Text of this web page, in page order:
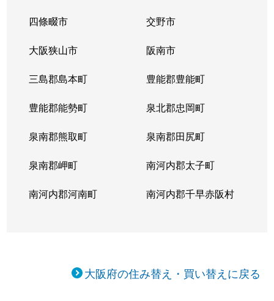
四條畷市 交野市
大阪狭山市 阪南市
三島郡島本町 豊能郡豊能町
豊能郡能勢町 泉北郡忠岡町
泉南郡熊取町 泉南郡田尻町
泉南郡岬町 南河内郡太子町
南河内郡河南町 南河内郡千早赤阪村
大阪府の住み替え・買い替えに戻る